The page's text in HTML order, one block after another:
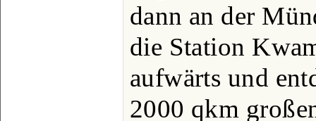
dann an der
die Station
aufwärts und
2000 qkm